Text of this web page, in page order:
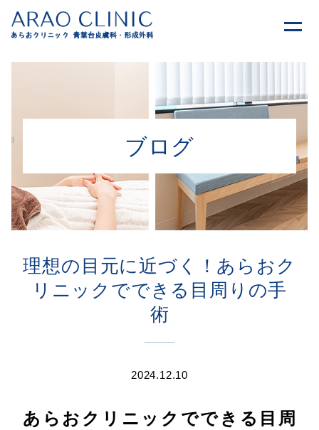
ブログ
理想の目元に近づく！あらおク
リニックでできる目周りの手
術
2024.12.10
あらおクリニックでできる目周